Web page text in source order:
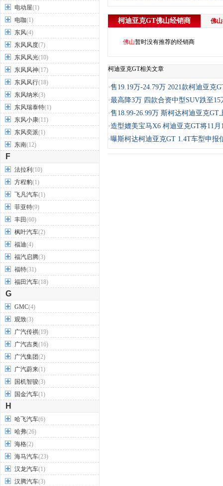
电动屋(1)
电咖(1)
东风(4)
东风风度(7)
东风风光(10)
东风风神(17)
东风风行(18)
东风纳米(3)
东风瑞泰特(1)
东风小康(11)
东风奕派(1)
东南(12)
F
法拉利 (10)
方程豹(1)
飞凡汽车(1)
菲亚特(9)
丰田(60)
枫叶汽车(2)
福迪(4)
福汽启腾(3)
福特(31)
福田汽车(18)
G
GMC(4)
观致(3)
广汽传祺(19)
广汽吉奥(16)
广汽集团(2)
广汽蔚来(1)
国机智骏(3)
国金汽车(1)
H
哈飞汽车(6)
哈弗(26)
海格(2)
海马汽车(23)
汉龙汽车(1)
汉腾汽车(3)
柯迪亚克GT佛山经销商 佛山
佛山暂时没有推荐的经销商
柯迪亚克GT相关文章
·售19.19万-24.79万 2021款柯迪亚克
·最高降3万 四款合资中型SUV跌至15
·售18.99-26.99万 斯柯达柯迪亚克GT
·造型媲美宝马X6 柯迪亚克GT将11月
·曝斯柯达柯迪亚克GT 1.4T车型申报